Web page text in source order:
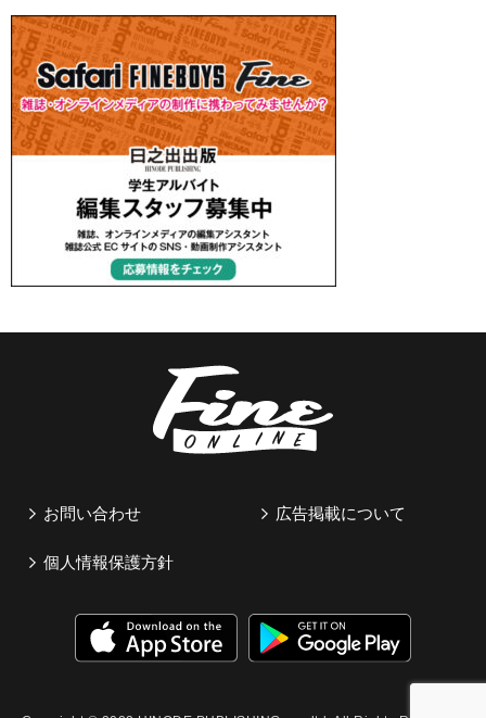
お問い合わせ 広告掲載について
個人情報保護方針